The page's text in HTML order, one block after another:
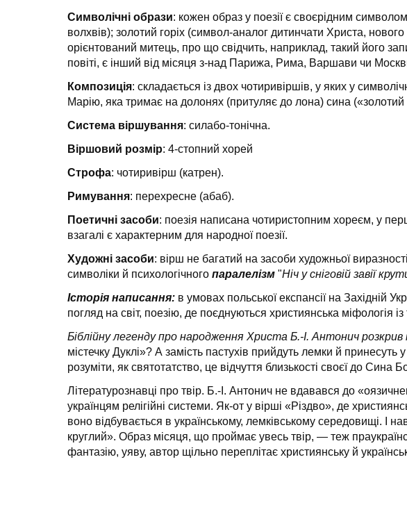
Символічні образи: кожен образ у поезії є своєрідним
волхвів); золотий горіх (символ-аналог дитинчати Христа,
орієнтований митець, про що свідчить, наприклад, такий його
повіті, є інший від місяця з-над Парижа, Рима, Варшави чи
Композиція: складається із двох чотиривіршів, у яких у
Марію, яка тримає на долонях (притуляє до лона) сина («золотий
Система віршування: силабо-тонічна.
Віршовий розмір: 4-стопний хорей
Строфа: чотиривірш (катрен).
Римування: перехресне (абаб).
Поетичні засоби: поезія написана чотиристопним хореєм, у
взагалі є характерним для народної поезії.
Художні засоби: вірш не багатий на засоби художньої
символіки й психологічного паралелізм "Ніч у сніговій завії
Історія написання: в умовах польської експансії на Західній
погляд на світ, поезію, де поєднуються християнська
Біблійну легенду про народження Христа Б.-І. Антонич розкрив
містечку Дуклі»? А замість пастухів прийдуть лемки й
розуміти, як святотатство, це відчуття близькості своєї до
Літературознавці про твір. Б.-І. Антонич не вдавався до
українцям релігійні системи. Як-от у вірші «Різдво», де
воно відбувається в українському, лемківському середовищі. І
круглий». Образ місяця, що проймає увесь твір, — теж
фантазію, уяву, автор щільно переплітає християнську й